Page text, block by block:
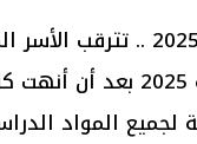
موعد إعلان أوائل الثانوية
المقبلة إعلان نتيجة الثانوية
لجميع المواد